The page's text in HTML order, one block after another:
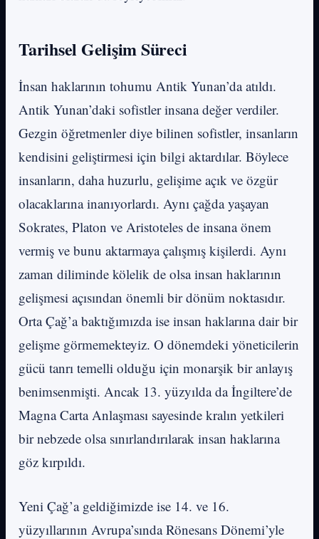
Tarihsel Gelişim Süreci
İnsan haklarının tohumu Antik Yunan’da atıldı.
Antik Yunan’daki sofistler insana değer verdiler.
Gezgin öğretmenler diye bilinen sofistler, insanların
kendisini geliştirmesi için bilgi aktardılar. Böylece
insanların, daha huzurlu, gelişime açık ve özgür
olacaklarına inanıyorlardı. Aynı çağda yaşayan
Sokrates, Platon ve Aristoteles de insana önem
vermiş ve bunu aktarmaya çalışmış kişilerdi. Aynı
zaman diliminde kölelik de olsa insan haklarının
gelişmesi açısından önemli bir dönüm noktasıdır.
Orta Çağ’a baktığımızda ise insan haklarına dair bir
gelişme görmemekteyiz. O dönemdeki yöneticilerin
gücü tanrı temelli olduğu için monarşik bir anlayış
benimsenmişti. Ancak 13. yüzyılda da İngiltere’de
Magna Carta Anlaşması sayesinde kralın yetkileri
bir nebzede olsa sınırlandırılarak insan haklarına
göz kırpıldı.
Yeni Çağ’a geldiğimizde ise 14. ve 16.
yüzyıllarının Avrupa’sında Rönesans Dönemi’yle